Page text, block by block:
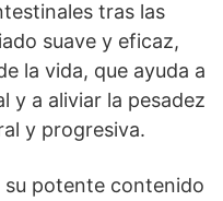
tras las
suave y eficaz,
la vida, que ayuda a
y a aliviar la pesadez
y progresiva.
su potente contenido